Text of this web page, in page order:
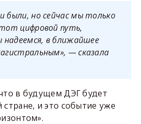
были, но сейчас мы только
цифровой путь,
в ближайшее
— сказала
в будущем ДЭГ будет
стране, и это событие уже